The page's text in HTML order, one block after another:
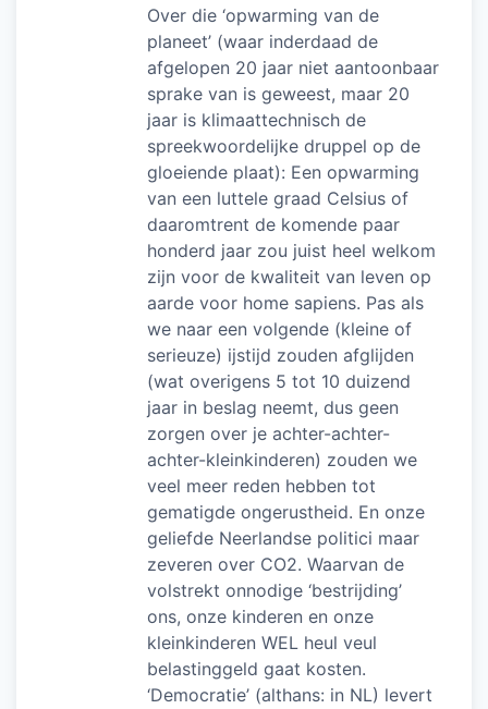
Over die ‘opwarming van de
planeet’ (waar inderdaad de
afgelopen 20 jaar niet aantoonbaar
sprake van is geweest, maar 20
jaar is klimaattechnisch de
spreekwoordelijke druppel op de
gloeiende plaat): Een opwarming
van een luttele graad Celsius of
daaromtrent de komende paar
honderd jaar zou juist heel welkom
zijn voor de kwaliteit van leven op
aarde voor home sapiens. Pas als
we naar een volgende (kleine of
serieuze) ijstijd zouden afglijden
(wat overigens 5 tot 10 duizend
jaar in beslag neemt, dus geen
zorgen over je achter-achter-
achter-kleinkinderen) zouden we
veel meer reden hebben tot
gematigde ongerustheid. En onze
geliefde Neerlandse politici maar
zeveren over CO2. Waarvan de
volstrekt onnodige ‘bestrijding’
ons, onze kinderen en onze
kleinkinderen WEL heul veul
belastinggeld gaat kosten.
‘Democratie’ (althans: in NL) levert